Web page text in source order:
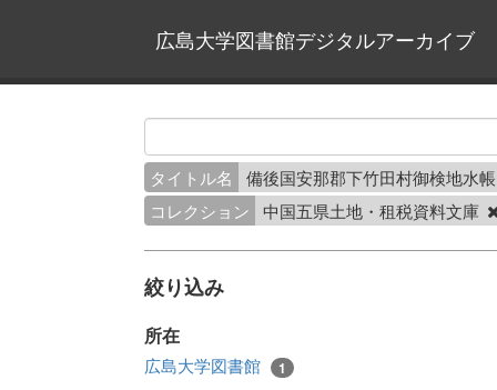
広島大学図書館デジタルアーカイブ
タイトル名
備後国安那郡下竹田村御検地水
コレクション
中国五県土地・租税資料文庫
絞り込み
所在
広島大学図書館 1